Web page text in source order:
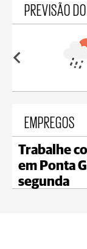
PREVISÃO
18°C
EMPREGOS
Trabalhe
em Ponta
segunda